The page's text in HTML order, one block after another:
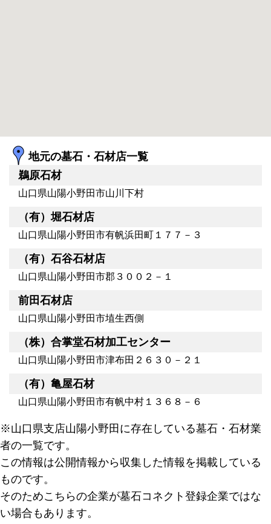
地元の墓石・石材店一覧
鵜原石材
山口県山陽小野田市山川下村
（有）堀石材店
山口県山陽小野田市有帆浜田町１７７－３
（有）石谷石材店
山口県山陽小野田市郡３００２－１
前田石材店
山口県山陽小野田市埴生西側
（株）合掌堂石材加工センター
山口県山陽小野田市津布田２６３０－２１
（有）亀屋石材
山口県山陽小野田市有帆中村１３６８－６
※山口県支店山陽小野田に存在している墓石・石材業
者の一覧です。
この情報は公開情報から収集した情報を掲載している
ものです。
そのためこちらの企業が墓石コネクト登録企業ではな
い場合もあります。